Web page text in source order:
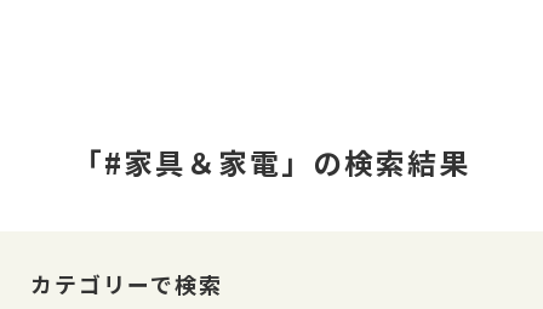
「#家具＆家電」の検索結果
カテゴリーで検索